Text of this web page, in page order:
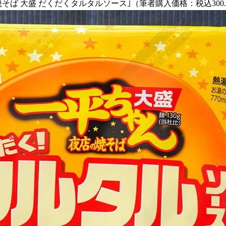
ば 大盛 だくだくタルタルソース｣（筆者購入価格：税込